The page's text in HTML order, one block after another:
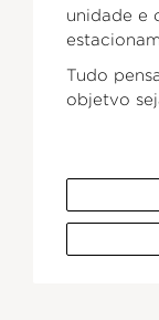
unidade e
Tudo
objetvo